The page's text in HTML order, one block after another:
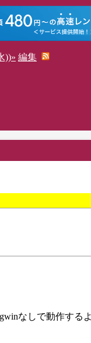
))» 編集
なしで動作する